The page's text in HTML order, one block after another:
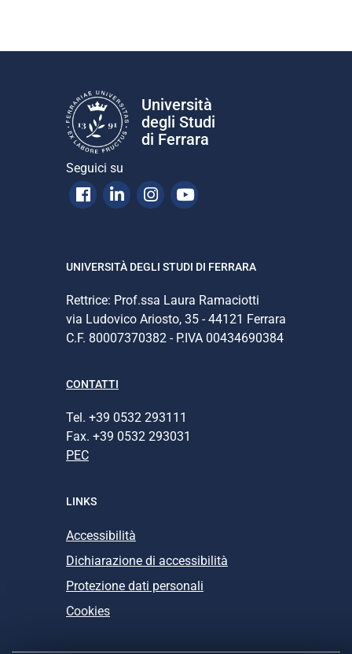
Università
degli Studi
di Ferrara
Seguici su
Facebook
LinkedinInstagram
Youtube
UNIVERSITÀ DEGLI STUDI DI FERRARA
Rettrice: Prof.ssa Laura Ramaciotti
via Ludovico Ariosto, 35 - 44121 Ferrara
C.F. 80007370382 - P.IVA 00434690384
CONTATTI
Tel. +39 0532 293111
Fax. +39 0532 293031
PEC
LINKS
Accessibilità
Dichiarazione di accessibilità
Protezione dati personali
Cookies